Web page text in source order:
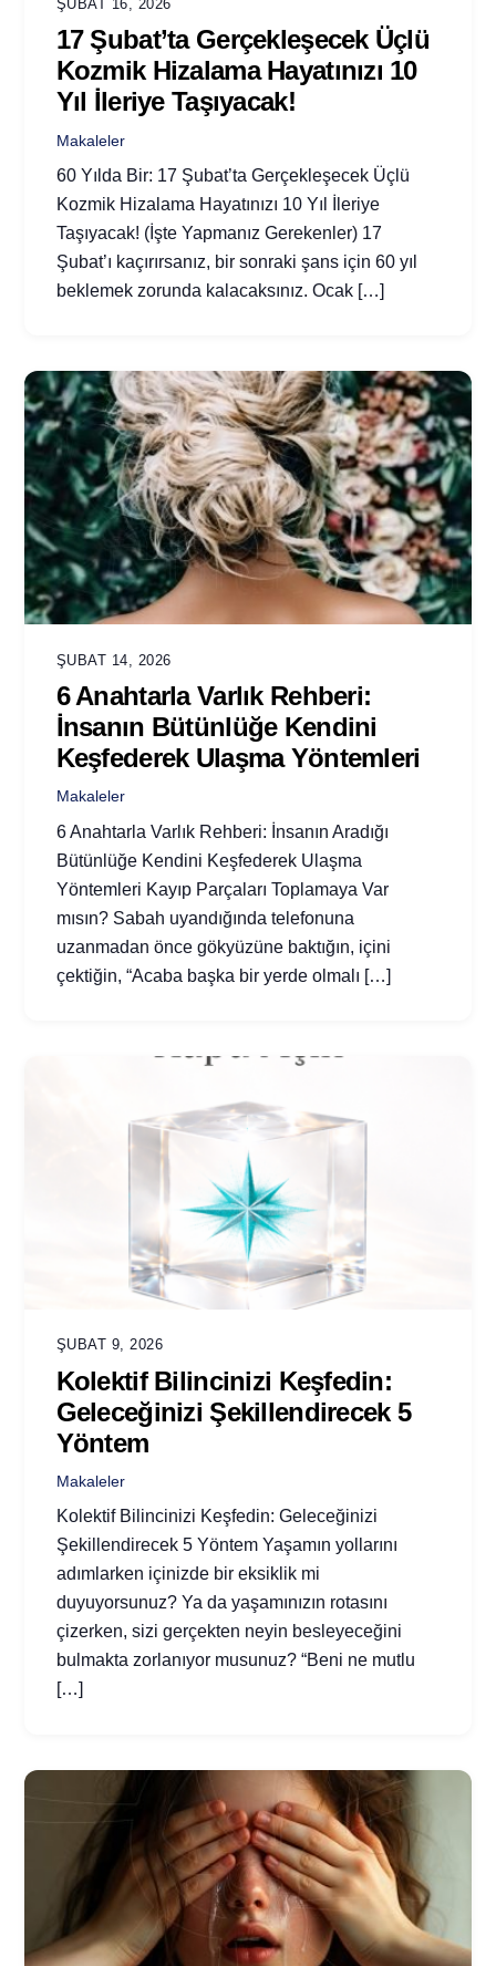
ŞUBAT 16, 2026
17 Şubat’ta Gerçekleşecek Üçlü
Kozmik Hizalama Hayatınızı 10
Yıl İleriye Taşıyacak!
Makaleler
60 Yılda Bir: 17 Şubat’ta Gerçekleşecek Üçlü
Kozmik Hizalama Hayatınızı 10 Yıl İleriye
Taşıyacak! (İşte Yapmanız Gerekenler) 17
Şubat’ı kaçırırsanız, bir sonraki şans için 60 yıl
beklemek zorunda kalacaksınız. Ocak […]
ŞUBAT 14, 2026
6 Anahtarla Varlık Rehberi:
İnsanın Bütünlüğe Kendini
Keşfederek Ulaşma Yöntemleri
Makaleler
6 Anahtarla Varlık Rehberi: İnsanın Aradığı
Bütünlüğe Kendini Keşfederek Ulaşma
Yöntemleri Kayıp Parçaları Toplamaya Var
mısın? Sabah uyandığında telefonuna
uzanmadan önce gökyüzüne baktığın, içini
çektiğin, “Acaba başka bir yerde olmalı […]
ŞUBAT 9, 2026
Kolektif Bilincinizi Keşfedin:
Geleceğinizi Şekillendirecek 5
Yöntem
Makaleler
Kolektif Bilincinizi Keşfedin: Geleceğinizi
Şekillendirecek 5 Yöntem Yaşamın yollarını
adımlarken içinizde bir eksiklik mi
duyuyorsunuz? Ya da yaşamınızın rotasını
çizerken, sizi gerçekten neyin besleyeceğini
bulmakta zorlanıyor musunuz? “Beni ne mutlu
[…]